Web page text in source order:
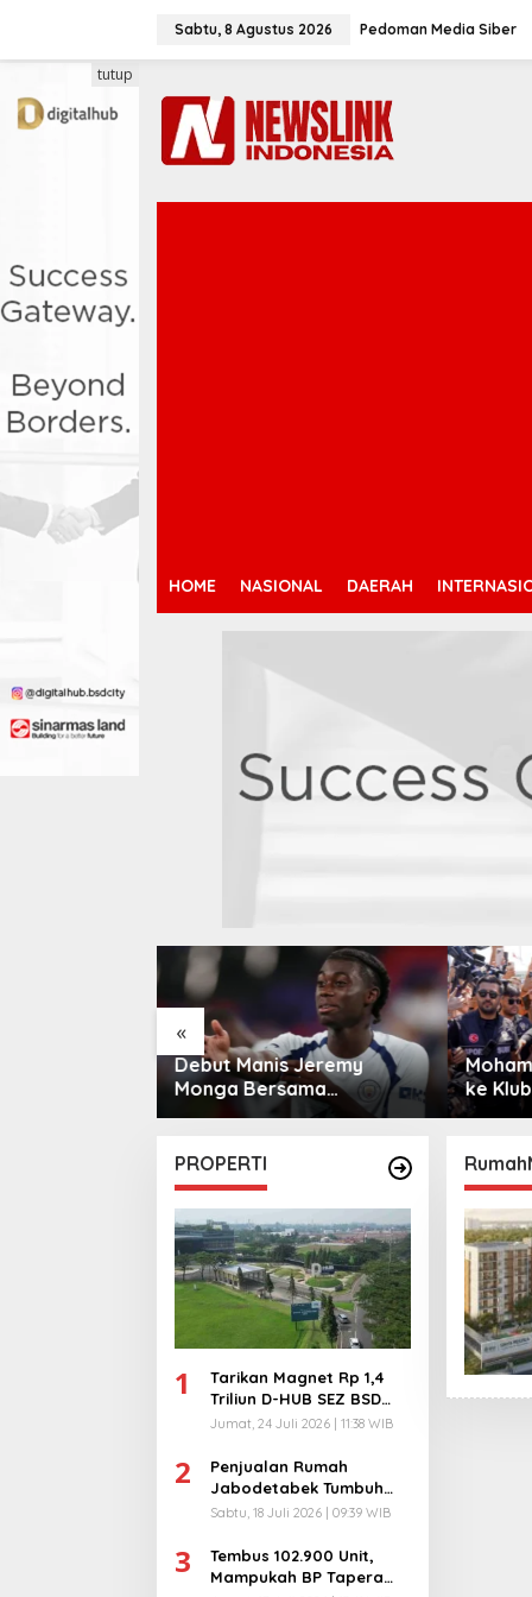
Sabtu, 8 Agustus 2026 Pedoman Media Siber
HOME NASIONAL DAERAH
tutup
«
Mohamed Salah Berlabuh
ke Klub Turki
PROPERTI
1
Tarikan Magnet Rp 1,4
Triliun D-HUB SEZ BSD
City, Buka 1736
Jumat, 24 Juli 2026 | 11:38 WIB
2
Penjualan Rumah
Jabodetabek Tumbuh
94%! Developer
Ekstra
Sabtu, 18 Juli 2026 | 09:39 WIB
3
Tembus 102.900 Unit,
Mampukah BP Tapera